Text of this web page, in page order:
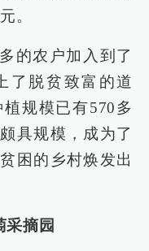
。
的农户加入到了
了脱贫致富的道
规模已有570多
具规模，成为了
困的乡村焕发出
采摘园